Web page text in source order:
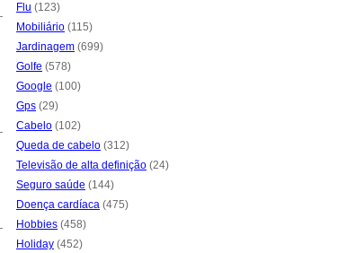
Flu (123)
Mobiliário (115)
Jardinagem (699)
Golfe (578)
Google (100)
Gps (29)
Cabelo (102)
Queda de cabelo (312)
Televisão de alta definição (24)
Seguro saúde (144)
Doença cardíaca (475)
Hobbies (458)
Holiday (452)